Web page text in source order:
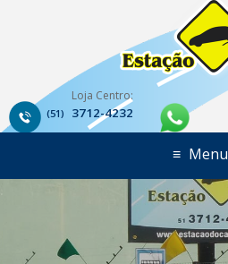
Loja Centro:
(51) 3712-4232
≡ Menu